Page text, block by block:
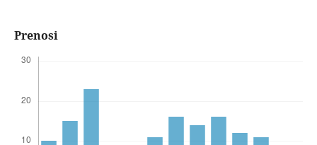
Prenosi